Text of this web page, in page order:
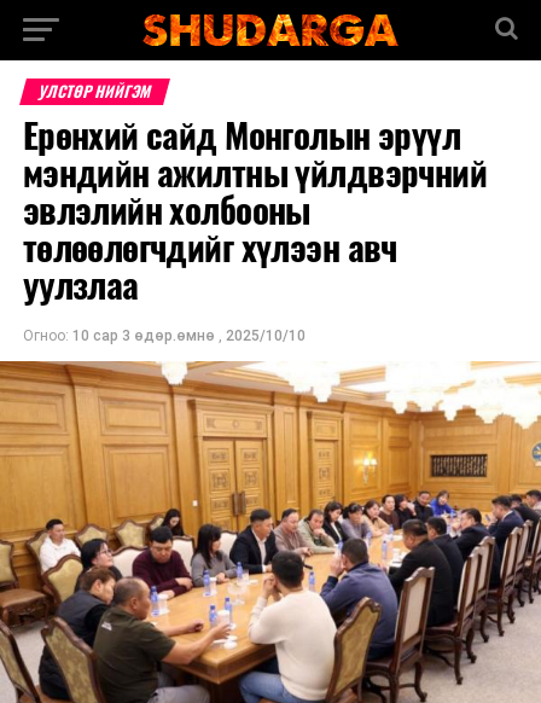
УЛСТӨР НИЙГЭМ
Ерөнхий сайд Монголын эрүүл
мэндийн ажилтны үйлдвэрчний
эвлэлийн холбооны
төлөөлөгчдийг хүлээн авч
уулзлаа
Огноо: 10 сар 3 өдөр.өмнө , 2025/10/10